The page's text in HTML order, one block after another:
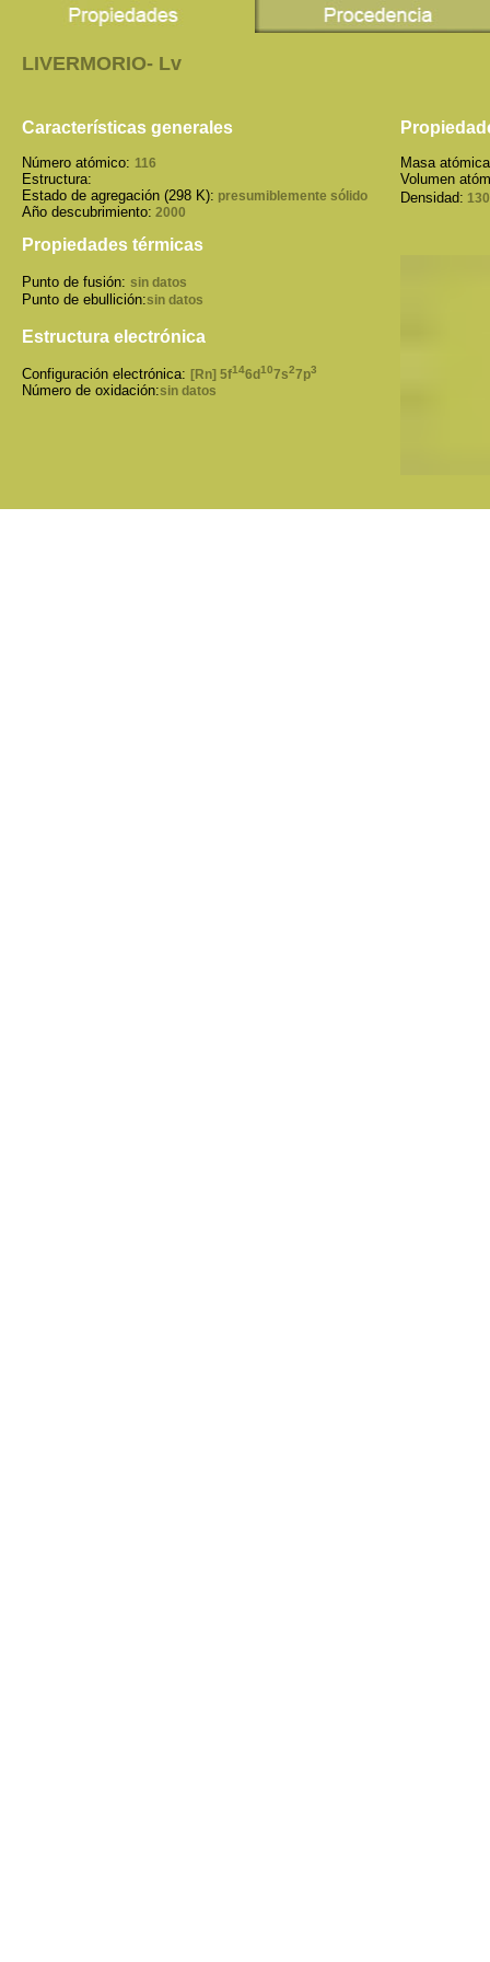
LIVERMORIO- Lv
Características generales
Número atómico: 116
Estructura:
Estado de agregación (298 K): presumiblemente sólido
Año descubrimiento: 2000
Masa
Volumen
Densidad:
Propiedades térmicas
Punto de fusión: sin datos
Punto de ebullición:sin datos
Estructura electrónica
Configuración electrónica: [Rn] 5f146d107s27p3
Número de oxidación:sin datos